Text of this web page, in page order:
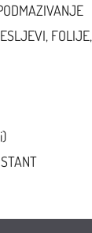
FOLIJE,